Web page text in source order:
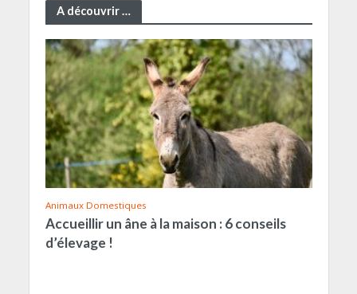
A découvrir …
Animaux Domestiques
Accueillir un âne à la maison : 6 conseils
d’élevage !